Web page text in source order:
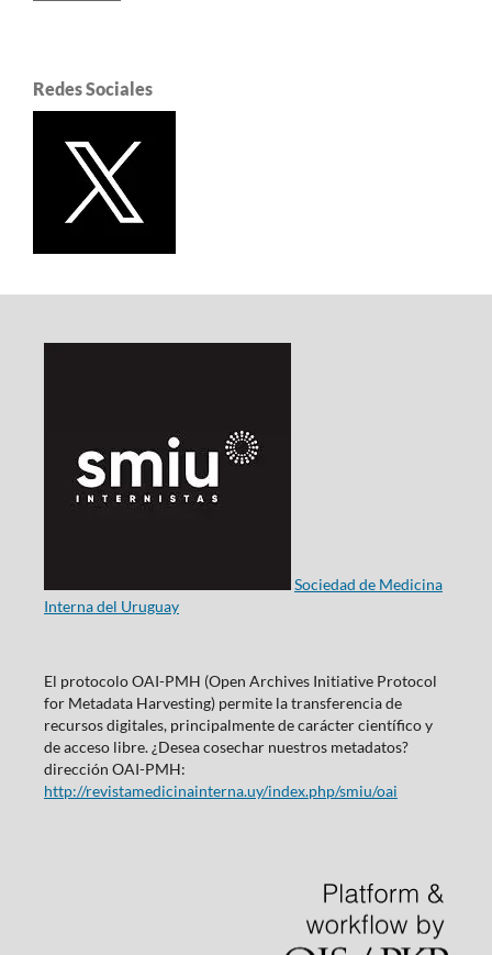
Redes Sociales
Sociedad de Medicina
Interna del Uruguay
El protocolo OAI-PMH (Open Archives Initiative Protocol
for Metadata Harvesting) permite la transferencia de
recursos digitales, principalmente de carácter científico y
de acceso libre. ¿Desea cosechar nuestros metadatos?
dirección OAI-PMH:
http://revistamedicinainterna.uy/index.php/smiu/oai